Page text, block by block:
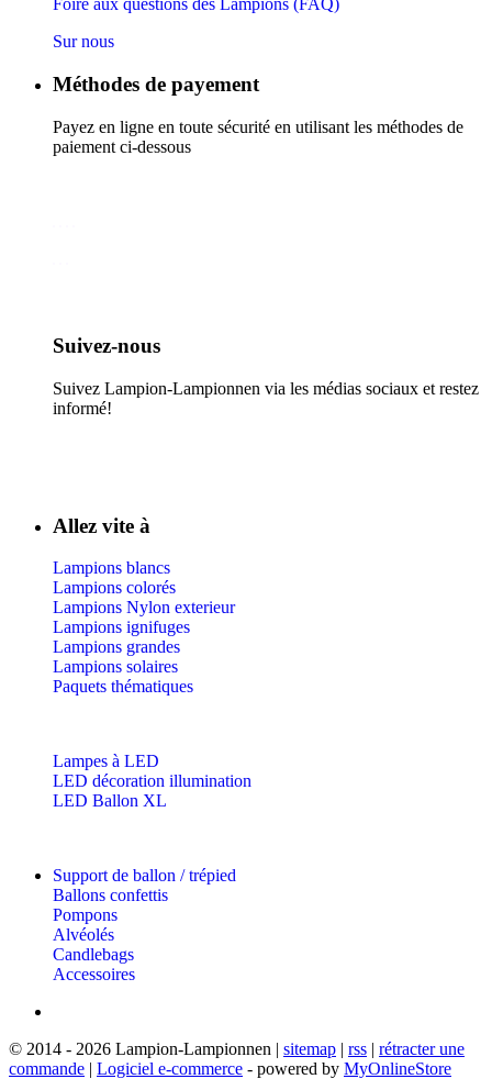
Foire aux questions des Lampions (FAQ)
Sur nous
Méthodes de payement
Payez en ligne en toute sécurité en utilisant les méthodes de
paiement ci-dessous
Suivez-nous​
Suivez Lampion-Lampionnen via les médias sociaux et restez
informé!
Allez vite à
Lampions blancs
Lampions colorés
Lampions Nylon exterieur
Lampions ignifuges
Lampions grandes
Lampions solaires
Paquets thématiques
Lampes à LED
LED décoration illumination
LED Ballon XL
Support de ballon / trépied
Ballons confettis
Pompons
Alvéolés
Candlebags
Accessoires
© 2014 - 2026 Lampion-Lampionnen | sitemap | rss | rétracter une
commande | Logiciel e-commerce - powered by MyOnlineStore